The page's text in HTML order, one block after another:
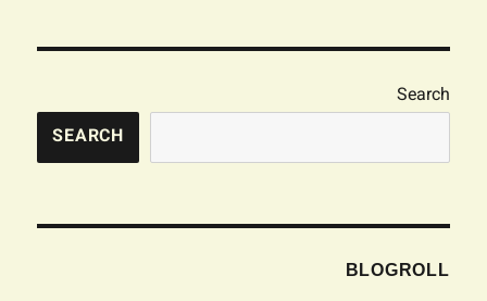
Search
SEARCH
BLOGROLL